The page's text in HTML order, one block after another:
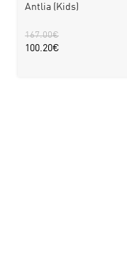
Antlia (Kids)
167.00€
100.20€